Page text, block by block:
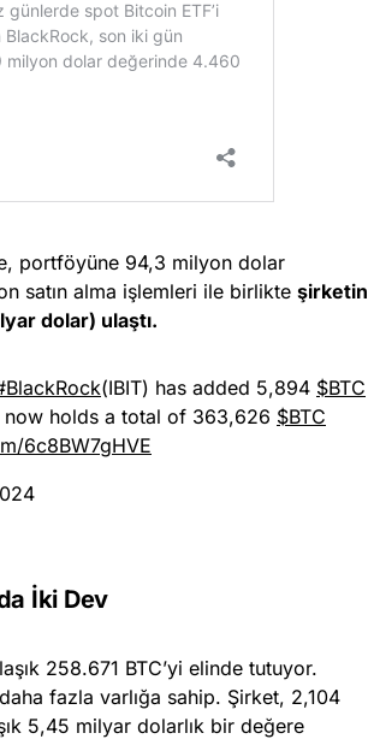
portföyüne 94,3 milyon dolar
satın alma işlemleri ile birlikte şirketin
dolar) ulaştı.
(IBIT) has added 5,894 $BTC
holds a total of 363,626 $BTC
6c8BW7gHVE
İki Dev
258.671 BTC’yi elinde tutuyor.
fazla varlığa sahip. Şirket, 2,104
5,45 milyar dolarlık bir değere